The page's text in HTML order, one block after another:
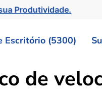
Produtividade.
Escritório (5300)
de